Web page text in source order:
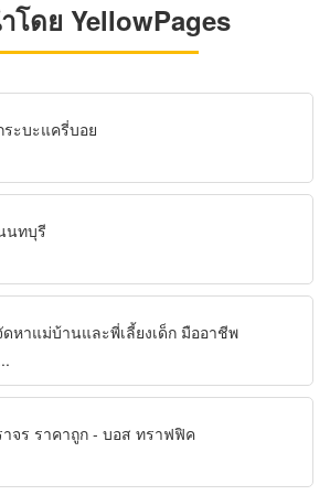
โดย YellowPages
ะบะแครี่บอย
นทบุรี
หาแม่บ้านและพี่เลี้ยงเด็ก มืออาชีพ
าจร ราคาถูก - บอส ทราฟฟิค